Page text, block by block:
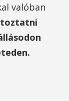
valóban